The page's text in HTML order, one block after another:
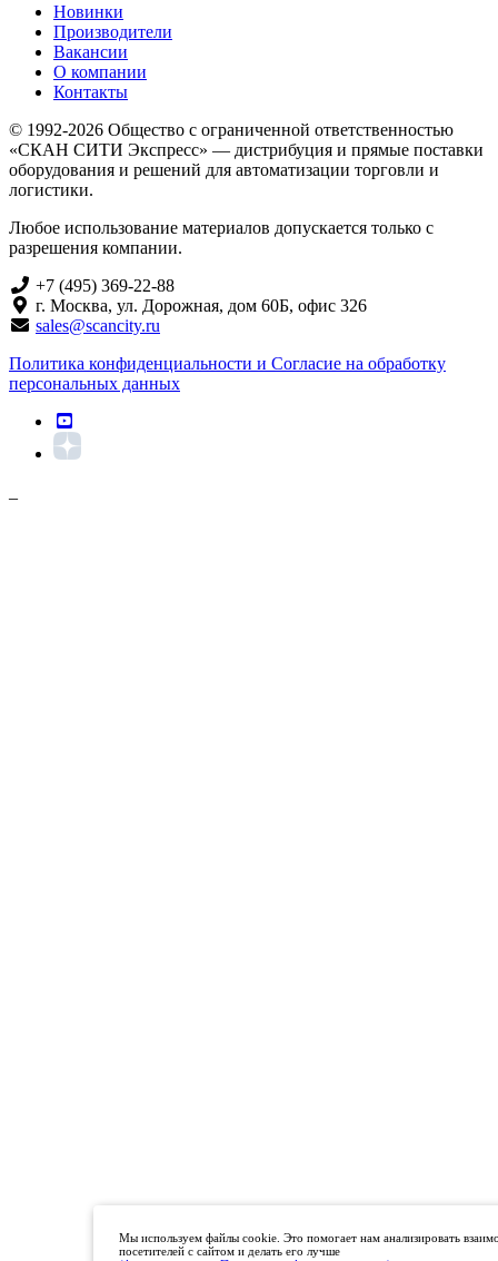
Новинки
Производители
Вакансии
О компании
Контакты
© 1992-2026 Общество с ограниченной ответственностью
«СКАН СИТИ Экспресс» — дистрибуция и прямые поставки
оборудования и решений для автоматизации торговли и
логистики.
Любое использование материалов допускается только с
разрешения компании.
+7 (495) 369-22-88
г. Москва, ул. Дорожная, дом 60Б, офис 326
sales@scancity.ru
Политика конфиденциальности и Согласие на обработку
персональных данных
Мы используем файлы cookie. Это помогает нам анализировать
посетителей с сайтом и делать его лучше